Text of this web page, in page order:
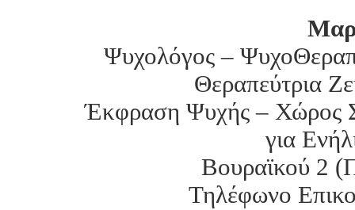
Ψυχολόγος –
Θεραπεύτρια
Έκφραση Ψυχής – Χώρος
για
Βουραϊκού 2
Τηλέφωνο